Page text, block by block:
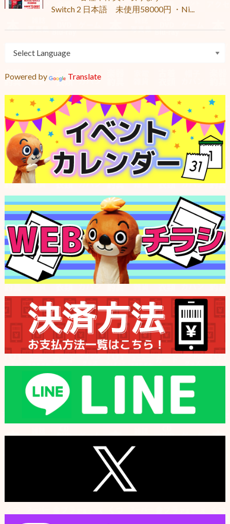
Switch 2 日本語 未使用58000円 ・Ni...
Powered by Translate